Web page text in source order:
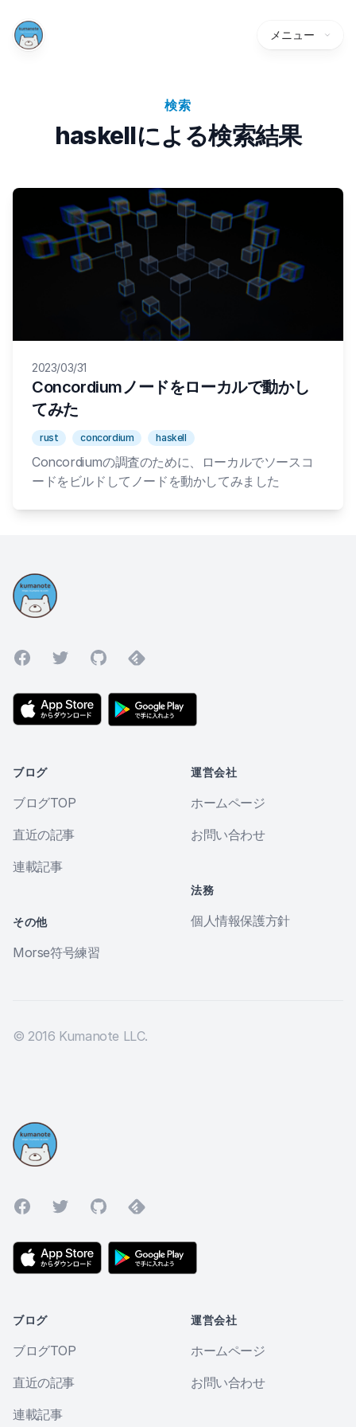
メニュー
検索
haskellによる検索結果
2023/03/31
Concordiumノードをローカルで動かし
てみた
rust concordium haskell
Concordiumの調査のために、ローカルでソースコ
ードをビルドしてノードを動かしてみました
FacebookTwitterGitHubFeedly
ブログ
ブログTOP
直近の記事
連載記事
その他
Morse符号練習
運営会社
ホームページ
お問い合わせ
法務
個人情報保護方針
© 2016 Kumanote LLC.
FacebookTwitterGitHubFeedly
ブログ
ブログTOP
直近の記事
連載記事
運営会社
ホームページ
お問い合わせ